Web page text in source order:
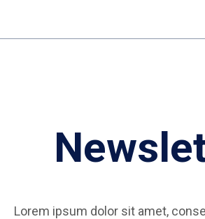
Lorem ipsum dolor sit amet,